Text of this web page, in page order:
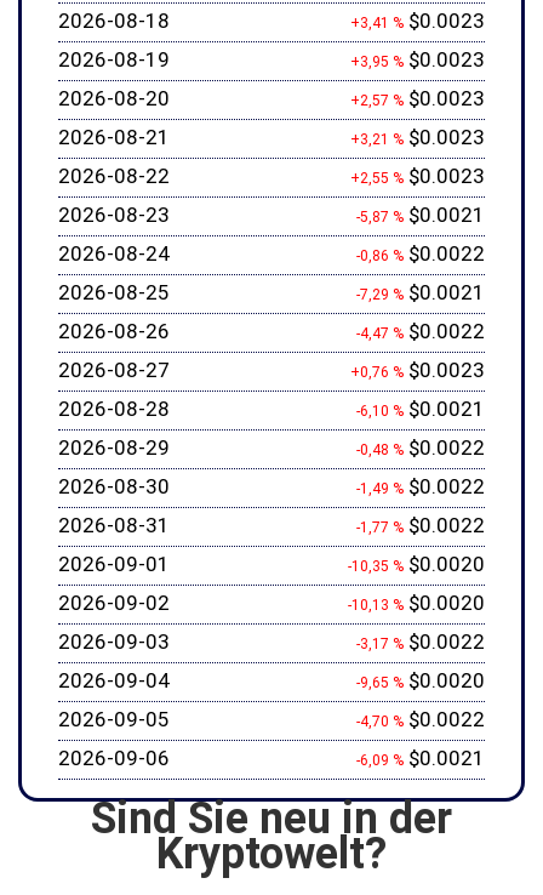
2026-08-18
+3,41 % $0.0023
2026-08-19
+3,95 % $0.0023
2026-08-20
+2,57 % $0.0023
2026-08-21
+3,21 % $0.0023
2026-08-22
+2,55 % $0.0023
2026-08-23
-5,87 % $0.0021
2026-08-24
-0,86 % $0.0022
2026-08-25
-7,29 % $0.0021
2026-08-26
-4,47 % $0.0022
2026-08-27
+0,76 % $0.0023
2026-08-28
-6,10 % $0.0021
2026-08-29
-0,48 % $0.0022
2026-08-30
-1,49 % $0.0022
2026-08-31
-1,77 % $0.0022
2026-09-01
-10,35 % $0.0020
2026-09-02
-10,13 % $0.0020
2026-09-03
-3,17 % $0.0022
2026-09-04
-9,65 % $0.0020
2026-09-05
-4,70 % $0.0022
2026-09-06
-6,09 % $0.0021
Sind Sie neu in der
Kryptowelt?